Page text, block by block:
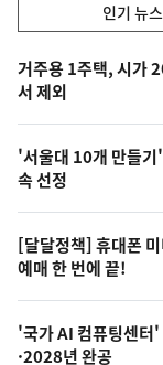
기,
최
신,
오
늘
의
영
상
오
인기 뉴스
기
뉴
스
거주용 1주택, 시가
서 제외
'서울대 10개 만들
속 선정
[달달정책] 휴대폰
예매 한 번에 끝!
'국가 AI 컴퓨팅센
·2028년 완공